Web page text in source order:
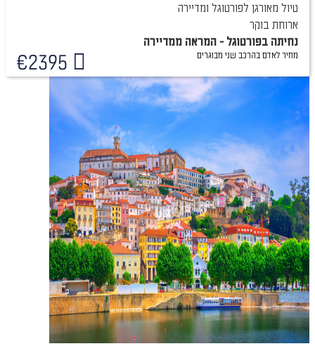
טיול מאורגן לפורטוגל ומדיירה
ארוחת בוקר
נחיתה בפורטוגל - המראה ממדיירה
€2395 מחיר לאדם בהרכב שני מבוגרים